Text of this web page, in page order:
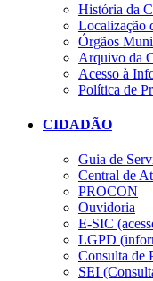
História da
Localização
Órgãos
Arquivo da
Acesso à
Política de
CIDADÃO
Guia de
Central de
PROCON
Ouvidoria
E-SIC
LGPD
Consulta de
SEI